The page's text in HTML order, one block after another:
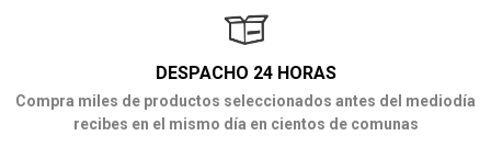
DESPACHO 24 HORAS
Compra miles de productos seleccionados antes del mediodía
recibes en el mismo día en cientos de comunas